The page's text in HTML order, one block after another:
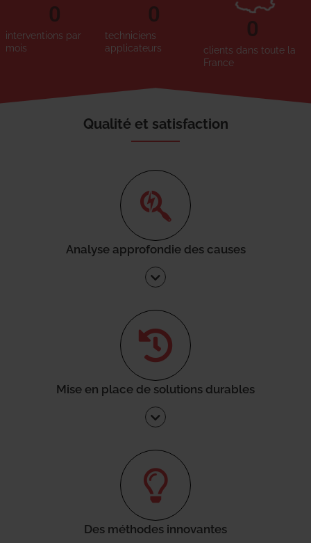
interventions par
mois
0
techniciens
applicateurs
0
clients dans toute la
France
0
Qualité et satisfaction
Analyse approfondie des causes
Mise en place de solutions durables
Des méthodes innovantes